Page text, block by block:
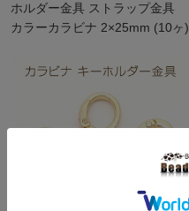
ホルダー金具 ストラップ金具
カラーカラビナ 2×25mm (10ヶ)